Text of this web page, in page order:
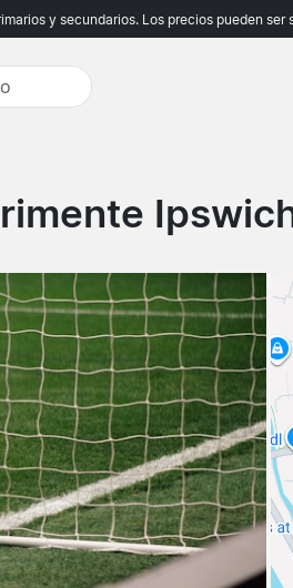
y secundarios. Los precios pueden